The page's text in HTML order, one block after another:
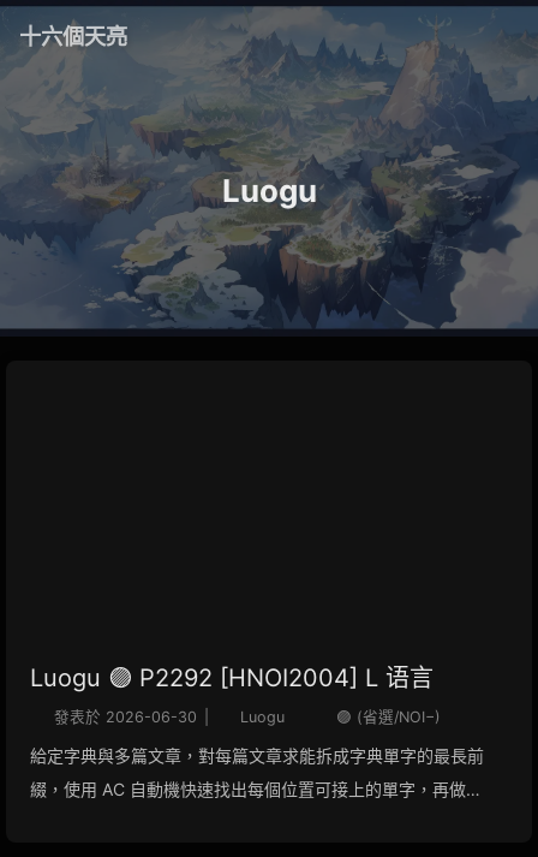
十六個天亮
Luogu
Luogu 🟣 P2292 [HNOI2004] L 语言
發表於 2026-06-30 Luogu 🟣 (省選/NOI−)
給定字典與多篇文章，對每篇文章求能拆成字典單字的最長前
綴，使用 AC 自動機快速找出每個位置可接上的單字，再做